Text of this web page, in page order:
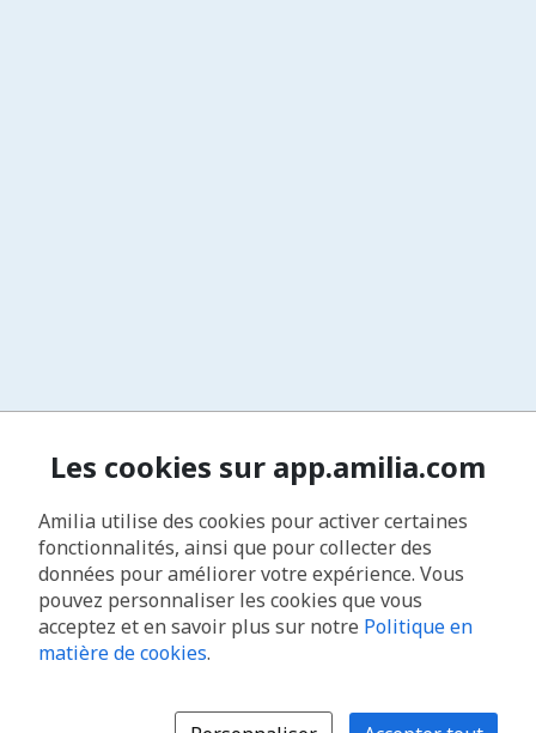
Les cookies sur app.amilia.com
Amilia utilise des cookies pour activer certaines
fonctionnalités, ainsi que pour collecter des
données pour améliorer votre expérience. Vous
pouvez personnaliser les cookies que vous
acceptez et en savoir plus sur notre Politique en
matière de cookies.